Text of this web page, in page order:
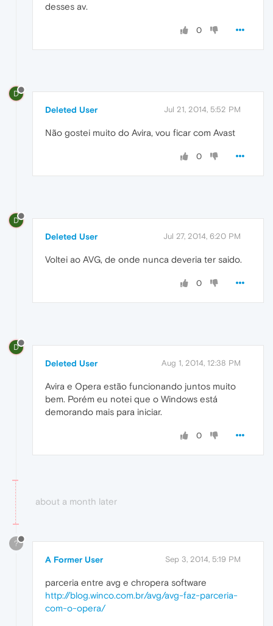
desses av.
0
D
Deleted User Jul 21, 2014, 5:52 PM
Não gostei muito do Avira, vou ficar com Avast
0
D
Deleted User Jul 27, 2014, 6:20 PM
Voltei ao AVG, de onde nunca deveria ter saido.
0
D
Deleted User Aug 1, 2014, 12:38 PM
Avira e Opera estão funcionando juntos muito
bem. Porém eu notei que o Windows está
demorando mais para iniciar.
0
about a month later
?
A Former User Sep 3, 2014, 5:19 PM
parceria entre avg e chropera software
http://blog.winco.com.br/avg/avg-faz-parceria-
com-o-opera/